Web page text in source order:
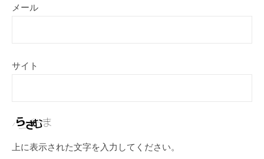
メール
サイト
上に表示された文字を入力してください。